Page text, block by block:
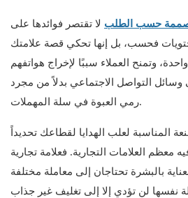
حسب الطلب لا تقتصر فوائدها على
فحسب، بل إنها تحكي قصة علامتك
وتمنح العملاء سببًا لإخراج هواتفهم
التواصل الاجتماعي بدلاً من مجرد
رمي العبوة في سلة المهملات.
المناسبة لعلب الهدايا لقطاعك تحديداً
معظم العلامات التجارية. فعلامة تجارية
بالبشرة تحتاجان إلى معاملة مختلفة